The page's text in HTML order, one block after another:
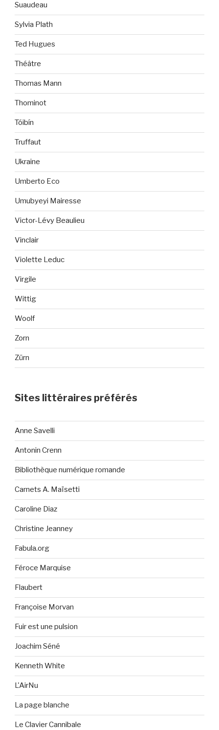
Suaudeau
Sylvia Plath
Ted Hugues
Théâtre
Thomas Mann
Thominot
Tóibín
Truffaut
Ukraine
Umberto Eco
Umubyeyi Mairesse
Victor-Lévy Beaulieu
Vinclair
Violette Leduc
Virgile
Wittig
Woolf
Zorn
Zürn
Sites littéraires préférés
Anne Savelli
Antonin Crenn
Bibliothèque numérique romande
Carnets A. Maïsetti
Caroline Diaz
Christine Jeanney
Fabula.org
Féroce Marquise
Flaubert
Françoise Morvan
Fuir est une pulsion
Joachim Séné
Kenneth White
L'AirNu
La page blanche
Le Clavier Cannibale